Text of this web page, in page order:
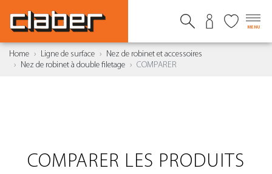
MENU
Home Ligne de surface
Nez de robinet et accessoires
Nez de robinet à double filetage
COMPARER
COMPARER LES PRODUITS